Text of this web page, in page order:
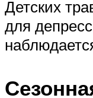
Детских
для